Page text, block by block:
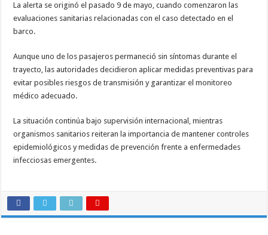
La alerta se originó el pasado 9 de mayo, cuando comenzaron las
evaluaciones sanitarias relacionadas con el caso detectado en el
barco.
Aunque uno de los pasajeros permaneció sin síntomas durante el
trayecto, las autoridades decidieron aplicar medidas preventivas para
evitar posibles riesgos de transmisión y garantizar el monitoreo
médico adecuado.
La situación continúa bajo supervisión internacional, mientras
organismos sanitarios reiteran la importancia de mantener controles
epidemiológicos y medidas de prevención frente a enfermedades
infecciosas emergentes.